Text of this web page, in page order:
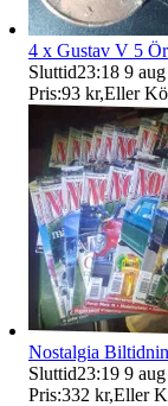
4 x Gustav V 5
Sluttid23:18 9
Pris:93 kr,Eller
Nostalgia
Sluttid23:19 9
Pris:332 kr,Eller